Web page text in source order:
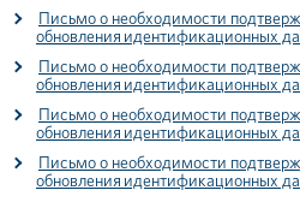
Письмо о необходимости
обновления идентификационных
Письмо о необходимости
обновления идентификационных
Письмо о необходимости
обновления идентификационных
Письмо о необходимости
обновления идентификационных